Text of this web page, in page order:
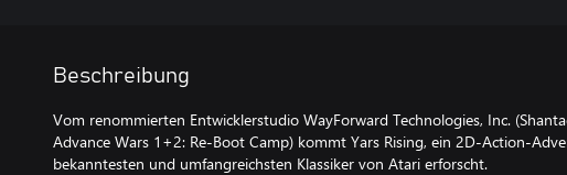
Beschreibung
Vom renommierten Entwicklerstudio WayForward Technologies, Inc.
Advance Wars 1+2: Re-Boot Camp) kommt Yars Rising, ein 2D-Action-
bekanntesten und umfangreichsten Klassiker von Atari erforscht.